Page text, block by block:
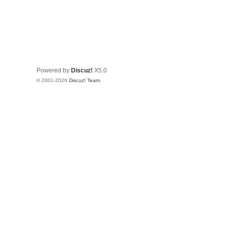
Powered by Discuz! X5.0
© 2001-2026 Discuz! Team